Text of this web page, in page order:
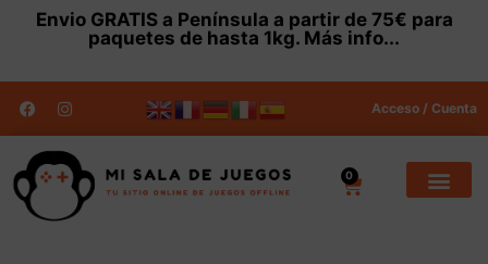
Envio GRATISa Península a partir de 75€ para
paquetes de hasta 1kg. Más info...
Acceso / Cuenta
0